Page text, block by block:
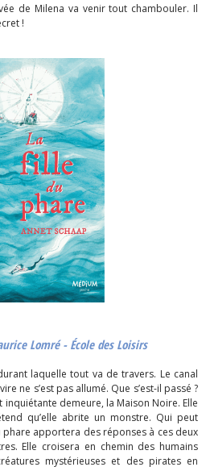
de Milena va venir tout chambouler. Il
!
Lomré - École des Loisirs
laquelle tout va de travers. Le canal
ne s’est pas allumé. Que s’est-il passé ?
demeure, la Maison Noire. Elle
qu’elle abrite un monstre. Qui peut
apportera des réponses à ces deux
Elle croisera en chemin des humains
mystérieuses et des pirates en